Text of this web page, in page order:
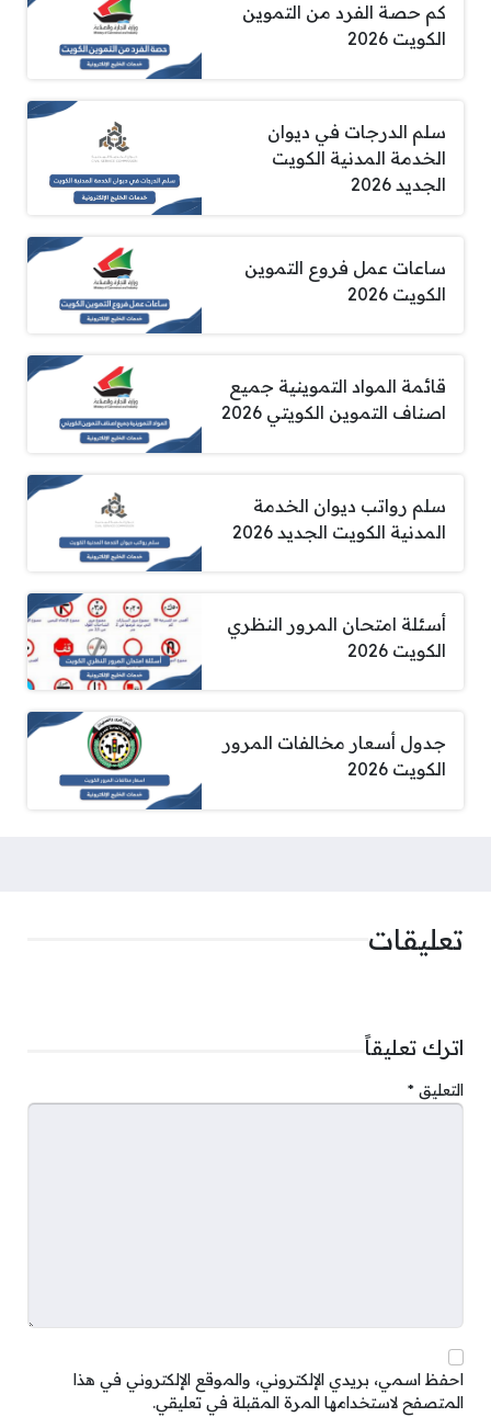
كم حصة الفرد من التموين
الكويت 2026
سلم الدرجات في ديوان
الخدمة المدنية الكويت
الجديد 2026
ساعات عمل فروع التموين
الكويت 2026
قائمة المواد التموينية جميع
اصناف التموين الكويتي 2026
سلم رواتب ديوان الخدمة
المدنية الكويت الجديد 2026
أسئلة امتحان المرور النظري
الكويت 2026
جدول أسعار مخالفات المرور
الكويت 2026
تعليقات
اترك تعليقاً
التعليق *
احفظ اسمي، بريدي الإلكتروني، والموقع الإلكتروني في هذا
المتصفح لاستخدامها المرة المقبلة في تعليقي.